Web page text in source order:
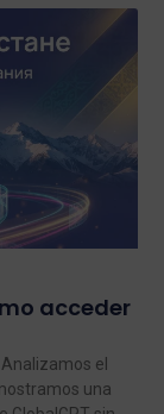
acceder
el
una